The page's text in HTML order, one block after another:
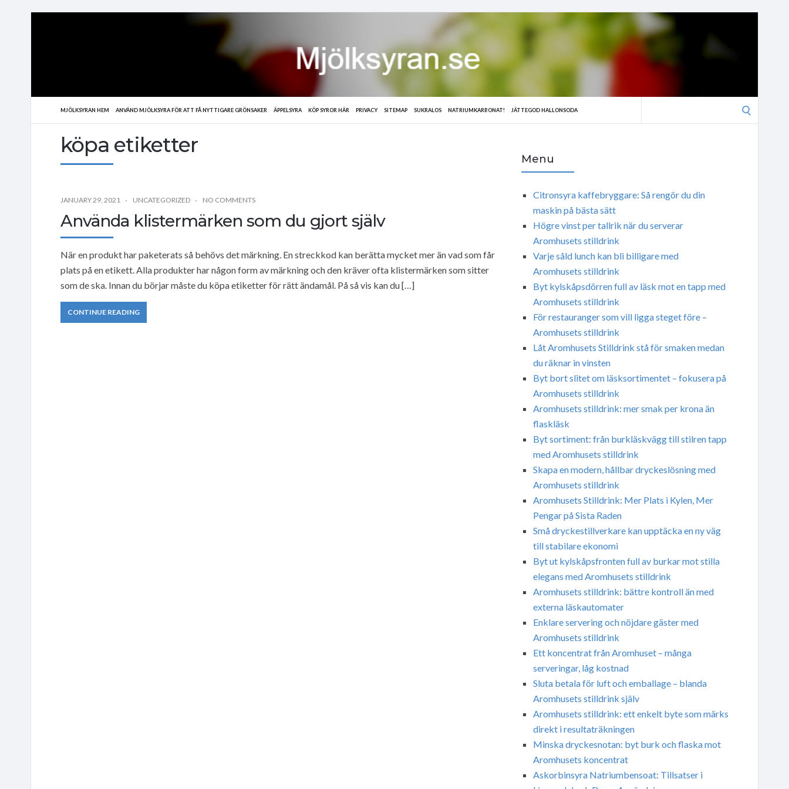
MJÖLKSYRAN HEM ANVÄND MJÖLKSYRA FÖR ATT FÅ NYTTIGARE GRÖNSAKER ÄPPELSYRA KÖP SYROR HÄR PRIVACY SITEMAP SUKRALOS NATRIUMKARBONAT! JÄTTEGOD HALLONSODA
köpa etiketter
JANUARY 29, 2021 UNCATEGORIZED NO COMMENTS
Använda klistermärken som du gjort själv
När en produkt har paketerats så behövs det märkning. En streckkod kan berätta mycket mer än vad som får
plats på en etikett. Alla produkter har någon form av märkning och den kräver ofta klistermärken som sitter
som de ska. Innan du börjar måste du köpa etiketter för rätt ändamål. På så vis kan du […]
CONTINUE READING
Menu
Citronsyra kaffebryggare: Så rengör du din
maskin på bästa sätt
Högre vinst per tallrik när du serverar
Aromhusets stilldrink
Varje såld lunch kan bli billigare med
Aromhusets stilldrink
Byt kylskåpsdörren full av läsk mot en tapp med
Aromhusets stilldrink
För restauranger som vill ligga steget före –
Aromhusets stilldrink
Låt Aromhusets Stilldrink stå för smaken medan
du räknar in vinsten
Byt bort slitet om läsksortimentet – fokusera på
Aromhusets stilldrink
Aromhusets stilldrink: mer smak per krona än
flaskläsk
Byt sortiment: från burkläskvägg till stilren tapp
med Aromhusets stilldrink
Skapa en modern, hållbar dryckeslösning med
Aromhusets stilldrink
Aromhusets Stilldrink: Mer Plats i Kylen, Mer
Pengar på Sista Raden
Små dryckestillverkare kan upptäcka en ny väg
till stabilare ekonomi
Byt ut kylskåpsfronten full av burkar mot stilla
elegans med Aromhusets stilldrink
Aromhusets stilldrink: bättre kontroll än med
externa läskautomater
Enklare servering och nöjdare gäster med
Aromhusets stilldrink
Ett koncentrat från Aromhuset – många
serveringar, låg kostnad
Sluta betala för luft och emballage – blanda
Aromhusets stilldrink själv
Aromhusets stilldrink: ett enkelt byte som märks
direkt i resultaträkningen
Minska dryckesnotan: byt burk och flaska mot
Aromhusets koncentrat
Askorbinsyra Natriumbensoat: Tillsatser i